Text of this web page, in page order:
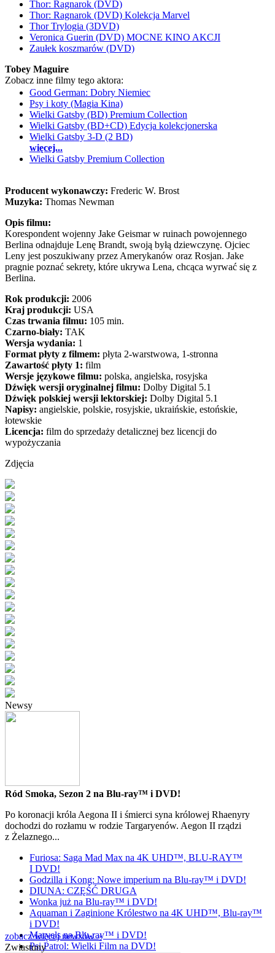
Thor: Ragnarok (DVD)
Thor: Ragnarok (DVD) Kolekcja Marvel
Thor Trylogia (3DVD)
Veronica Guerin (DVD) MOCNE KINO AKCJI
Zaułek koszmarów (DVD)
Tobey Maguire
Zobacz inne filmy tego aktora:
Good German: Dobry Niemiec
Psy i koty (Magia Kina)
Wielki Gatsby (BD) Premium Collection
Wielki Gatsby (BD+CD) Edycja kolekcjonerska
Wielki Gatsby 3-D (2 BD)
więcej...
Wielki Gatsby Premium Collection
Producent wykonawczy: Frederic W. Brost
Muzyka: Thomas Newman
Opis filmu:
Korespondent wojenny Jake Geismar w ruinach powojennego
Berlina odnajduje Lenę Brandt, swoją byłą dziewczynę. Ojciec
Leny jest poszukiwany przez Amerykanów oraz Rosjan. Jake
pragnie poznać sekrety, które ukrywa Lena, chcąca wyrwać się z
Berlina.
Rok produkcji: 2006
Kraj produkcji: USA
Czas trwania filmu: 105 min.
Czarno-biały: TAK
Wersja wydania: 1
Format płyty z filmem: płyta 2-warstwowa, 1-stronna
Zawartość płyty 1: film
Wersje językowe filmu: polska, angielska, rosyjska
Dźwięk wersji oryginalnej filmu: Dolby Digital 5.1
Dźwięk polskiej wersji lektorskiej: Dolby Digital 5.1
Napisy: angielskie, polskie, rosyjskie, ukraińskie, estońskie,
łotewskie
Licencja: film do sprzedaży detalicznej bez licencji do
wypożyczania
Zdjęcia
Newsy
Ród Smoka, Sezon 2 na Blu-ray™ i DVD!
Po koronacji króla Aegona II i śmierci syna królowej Rhaenyry
dochodzi do rozłamu w rodzie Targaryenów. Aegon II rządzi
z Żelaznego...
Furiosa: Saga Mad Max na 4K UHD™, BLU-RAY™
I DVD!
Godzilla i Kong: Nowe imperium na Blu-ray™ i DVD!
DIUNA: CZĘŚĆ DRUGA
Wonka już na Blu-ray™ i DVD!
Aquaman i Zaginione Królestwo na 4K UHD™, Blu-ray™
i DVD!
Marvels na Blu-ray™ i DVD!
Psi Patrol: Wielki Film na DVD!
zobacz więcej newsów »
Zwiastuny